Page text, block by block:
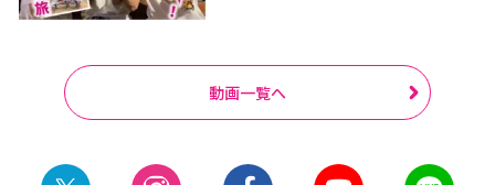
動画一覧へ